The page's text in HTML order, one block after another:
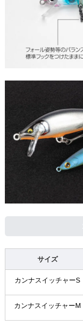
サイズ
カンナスイッチャーS
カンナスイッチャーM